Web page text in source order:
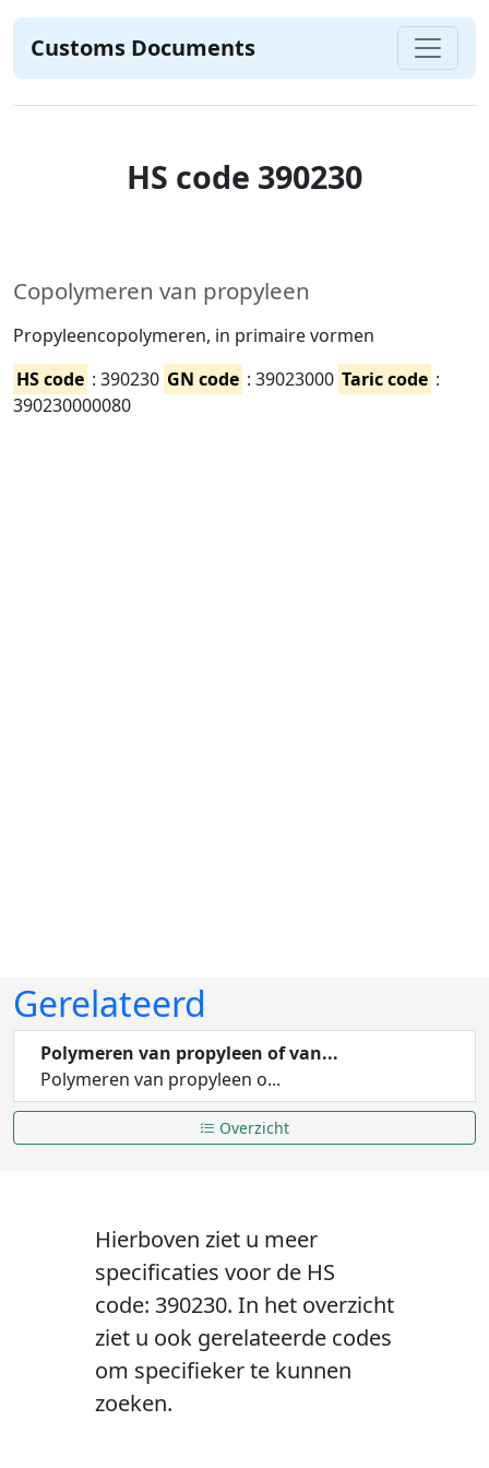
Customs Documents
HS code 390230
Copolymeren van propyleen
Propyleencopolymeren, in primaire vormen
HS code : 390230 GN code : 39023000 Taric code :
390230000080
Gerelateerd
Polymeren van propyleen of van...
Polymeren van propyleen o...
Overzicht
Hierboven ziet u meer
specificaties voor de HS
code: 390230. In het overzicht
ziet u ook gerelateerde codes
om specifieker te kunnen
zoeken.